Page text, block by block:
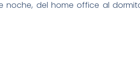
del home office al